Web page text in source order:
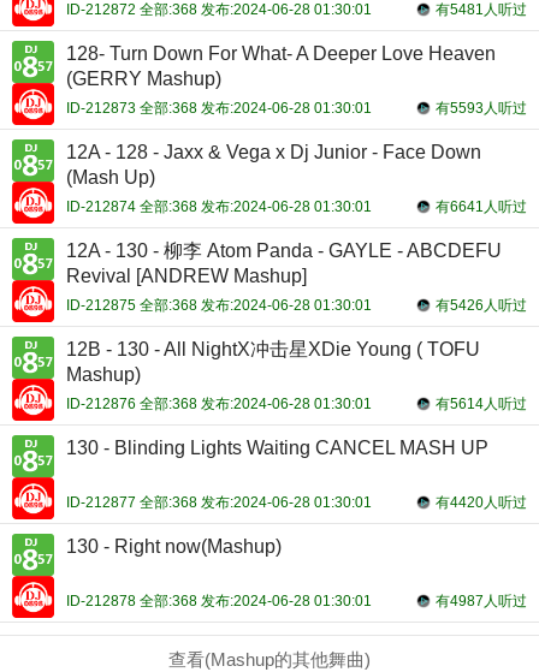
有5481人听过
ID-212872 全部:368 发布:2024-06-28 01:30:01
128- Turn Down For What- A Deeper Love Heaven
(GERRY Mashup)
有5593人听过
ID-212873 全部:368 发布:2024-06-28 01:30:01
12A - 128 - Jaxx & Vega x Dj Junior - Face Down
(Mash Up)
有6641人听过
ID-212874 全部:368 发布:2024-06-28 01:30:01
12A - 130 - 柳李 Atom Panda - GAYLE - ABCDEFU
Revival [ANDREW Mashup]
有5426人听过
ID-212875 全部:368 发布:2024-06-28 01:30:01
12B - 130 - All NightX冲击星XDie Young ( TOFU
Mashup)
有5614人听过
ID-212876 全部:368 发布:2024-06-28 01:30:01
130 - Blinding Lights Waiting CANCEL MASH UP
有4420人听过
ID-212877 全部:368 发布:2024-06-28 01:30:01
130 - Right now(Mashup)
有4987人听过
ID-212878 全部:368 发布:2024-06-28 01:30:01
查看(Mashup的其他舞曲)